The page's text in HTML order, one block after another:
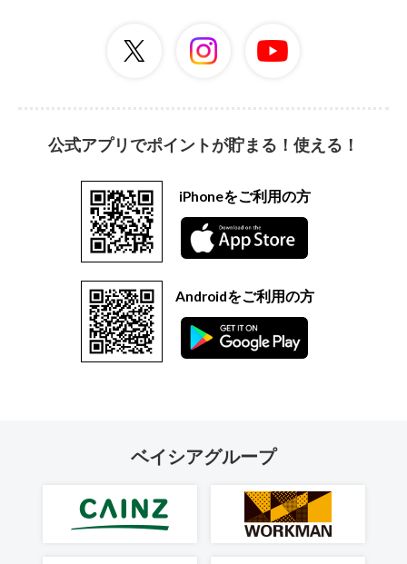
公式アプリでポイントが貯まる！使える！
iPhoneをご利用の方
Androidをご利用の方
ベイシアグループ